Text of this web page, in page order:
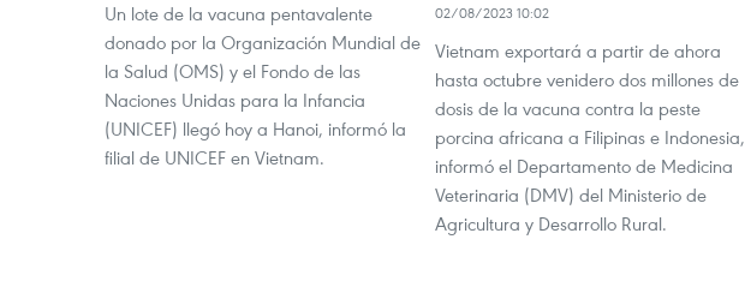
Un lote de la vacuna pentavalente
donado por la Organización Mundial de
la Salud (OMS) y el Fondo de las
Naciones Unidas para la Infancia
(UNICEF) llegó hoy a Hanoi, informó la
filial de UNICEF en Vietnam.
02/08/2023 10:02
Vietnam exportará a partir de ahora
hasta octubre venidero dos millones de
dosis de la vacuna contra la peste
porcina africana a Filipinas e Indonesia,
informó el Departamento de Medicina
Veterinaria (DMV) del Ministerio de
Agricultura y Desarrollo Rural.